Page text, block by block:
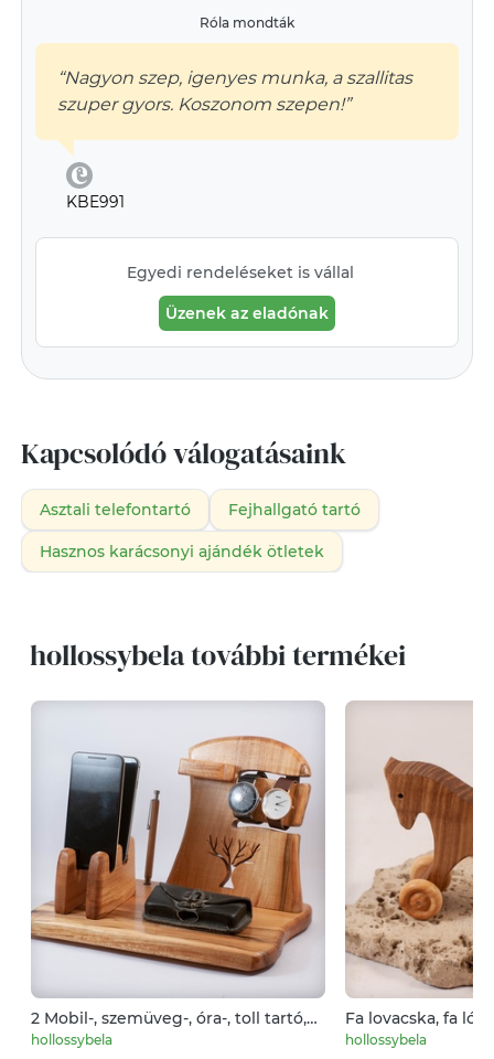
Róla mondták
“Nagyon szep, igenyes munka, a szallitas
szuper gyors. Koszonom szepen!”
KBE991
Egyedi rendeléseket is vállal
Üzenek az eladónak
Kapcsolódó válogatásaink
Asztali telefontartó Fejhallgató tartó
Hasznos karácsonyi ajándék ötletek
hollossybela további termékei
2 Mobil-, szemüveg-, óra-, toll tartó,
asztali rendező
hollossybela
Fa lovacska, fa ló
hollossybela